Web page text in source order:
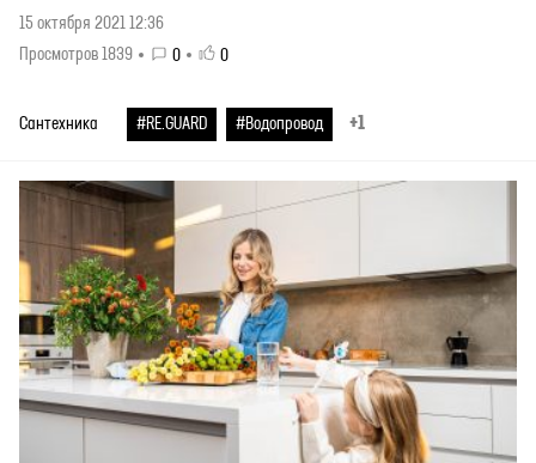
15 октября 2021 12:36
Просмотров 1839
0 0
Сантехника #RE.GUARD #Водопровод +1